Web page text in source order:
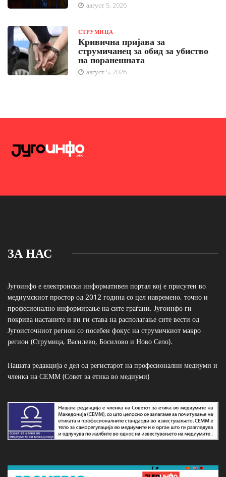
август 5, 2026
СТРУМИЦА
Кривична пријава за
струмичанец за обид за убиство
на поранешната
август 5, 2026
ЗА НАС
Југоинфо е електронски информативен портал кој е присутен во
медиумскиот простор од 2012 година со цел навремено, точно и
професионално информирање на сите граѓани. Југоинфо ги
покрива настаните и ви ги става на располагање сите вести од
Југоисточниот регион со посебен фокус на струмичкиот макро
регион (Струмица, Василево, Босилово и Ново Село).
Нашата редакција е дел од регистарот на професионални медиуми и
членка на СЕММ (Совет за етика во медиуми)